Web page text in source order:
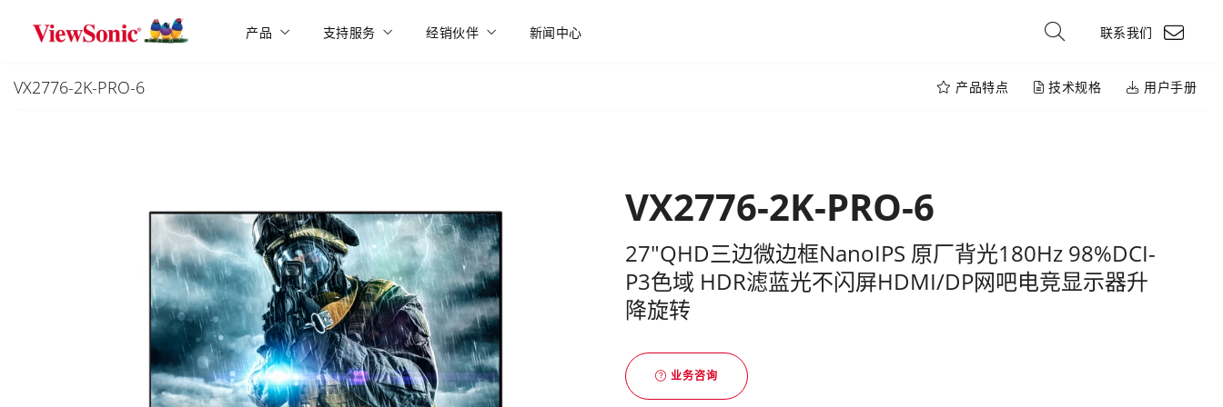
Skip to main content
产品 支持服务 经销伙伴 新闻中心 联系我们
VX2776-2K-PRO-6 产品特点 技术规格 用户手册
VX2776-2K-PRO-6
27"QHD三边微边框NanoIPS 原厂背光180Hz 98%DCI-
P3色域 HDR滤蓝光不闪屏HDMI/DP网吧电竞显示器升
降旋转
业务咨询